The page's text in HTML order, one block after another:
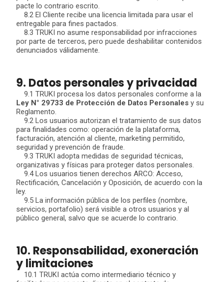
pacte lo contrario escrito.
8.2 El Cliente recibe una licencia limitada para usar el
entregable para fines pactados.
8.3 TRUKI no asume responsabilidad por infracciones
por parte de terceros, pero puede deshabilitar contenidos
denunciados válidamente.
9. Datos personales y privacidad
9.1 TRUKI procesa los datos personales conforme a la
Ley N° 29733 de Protección de Datos Personalesy su
Reglamento.
9.2 Los usuarios autorizan el tratamiento de sus datos
para finalidades como: operación de la plataforma,
facturación, atención al cliente, marketing permitido,
seguridad y prevención de fraude.
9.3 TRUKI adopta medidas de seguridad técnicas,
organizativas y físicas para proteger datos personales.
9.4 Los usuarios tienen derechos ARCO: Acceso,
Rectificación, Cancelación y Oposición, de acuerdo con la
ley.
9.5 La información pública de los perfiles (nombre,
servicios, portafolio) será visible a otros usuarios y al
público general, salvo que se acuerde lo contrario.
10. Responsabilidad, exoneración
y limitaciones
10.1 TRUKI actúa como intermediario técnico y